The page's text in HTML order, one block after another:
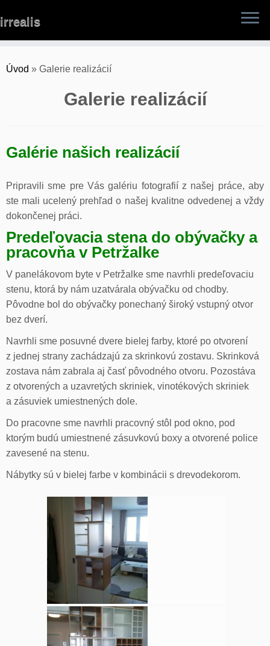
to
irrealis
Úvod » Galerie realizácií
Galerie realizácií
Galérie našich realizácií
Pripravili sme pre Vás galériu fotografií z našej práce, aby
ste mali ucelený prehľad o našej kvalitne odvedenej a vždy
dokončenej práci.
Predeľovacia stena do obývačky a
pracovňa v Petržalke
V panelákovom byte v Petržalke sme navrhli predeľovaciu
stenu, ktorá by nám uzatvárala obývačku od chodby.
Pôvodne bol do obývačky ponechaný široký vstupný otvor
bez dverí.
Navrhli sme posuvné dvere bielej farby, ktoré po otvorení
z jednej strany zachádzajú za skrinkovú zostavu. Skrinková
zostava nám zabrala aj časť pôvodného otvoru. Pozostáva
z otvorených a uzavretých skriniek, vinotékových skriniek
a zásuviek umiestnených dole.
Do pracovne sme navrhli pracovný stôl pod okno, pod
ktorým budú umiestnené zásuvkovú boxy a otvorené police
zavesené na stenu.
Nábytky sú v bielej farbe v kombinácii s drevodekorom.